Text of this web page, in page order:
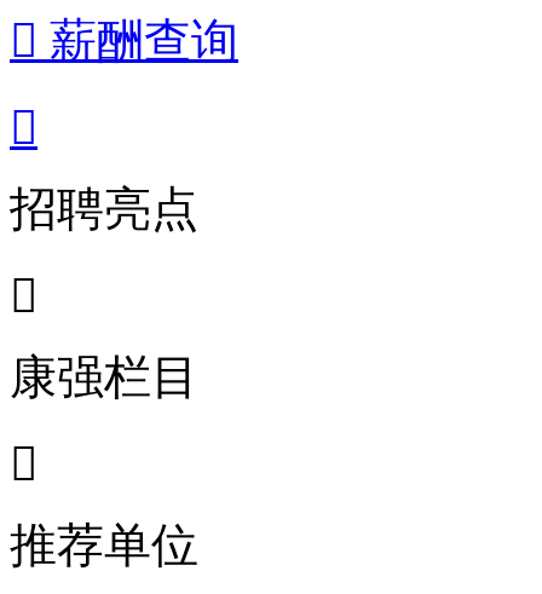
 薪酬查询

招聘亮点

康强栏目

推荐单位